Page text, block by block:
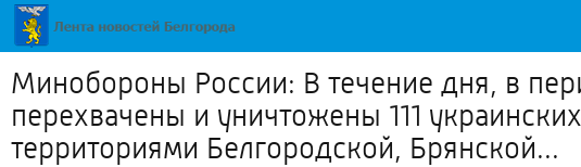
Минобороны России: В течение дня, в
перехвачены и уничтожены 111
территориями Белгородской, Брянской...